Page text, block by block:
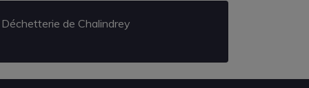
Déchetterie de Chalindrey